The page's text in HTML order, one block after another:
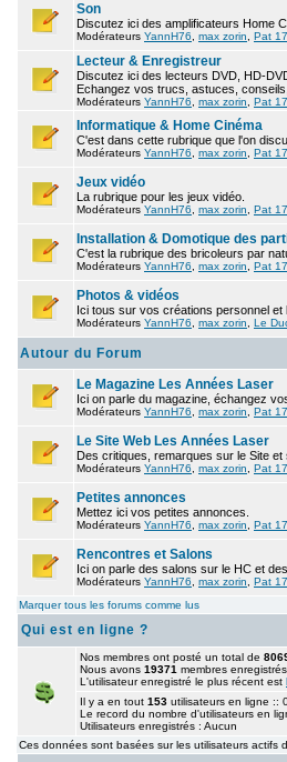
Son
Discutez ici des amplificateurs Home
Modérateurs YannH76 max zorin Pat 17
Lecteur & Enregistreur
Discutez ici des lecteurs DVD, HD-
Echangez vos trucs, astuces,
Modérateurs YannH76 max zorin Pat 17
Informatique & Home Cinéma
C'est dans cette rubrique que l'on
Modérateurs YannH76 max zorin Pat 17
Jeux vidéo
La rubrique pour les jeux vidéo.
Modérateurs YannH76 max zorin Pat 17
Installation & Domotique des
C'est la rubrique des bricoleurs par
Modérateurs YannH76 max zorin Pat 17
Photos & vidéos
Ici tous sur vos créations personnel et
Modérateurs YannH76 max zorin Le
Autour du Forum
Le Magazine Les Années Laser
Ici on parle du magazine, échangez
Modérateurs YannH76 max zorin Pat 17
Le Site Web Les Années Laser
Des critiques, remarques sur le Site et
Modérateurs YannH76 max zorin Pat 17
Petites annonces
Mettez ici vos petites annonces.
Modérateurs YannH76 max zorin Pat 17
Rencontres et Salons
Ici on parle des salons sur le HC et
Modérateurs YannH76 max zorin Pat 17
Marquer tous les forums comme lus
Qui est en ligne ?
Nos membres ont posté un total de
Nous avons 19371 membres enregistrés
L'utilisateur enregistré le plus récent est
Il y a en tout 153 utilisateurs en ligne ::
Le record du nombre d'utilisateurs en
Utilisateurs enregistrés : Aucun
Ces données sont basées sur les utilisateurs actifs